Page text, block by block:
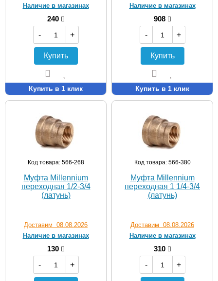
Наличие в магазинах
240
-
+
Купить
Купить в 1 клик
Наличие в магазинах
908
-
+
Купить
Купить в 1 клик
Код товара: 566-268
Муфта Мillennium
переходная 1/2-3/4
(латунь)
Доставим 08.08.2026
Наличие в магазинах
130
-
+
Код товара: 566-380
Муфта Мillennium
переходная 1 1/4-3/4
(латунь)
Доставим 08.08.2026
Наличие в магазинах
310
-
+